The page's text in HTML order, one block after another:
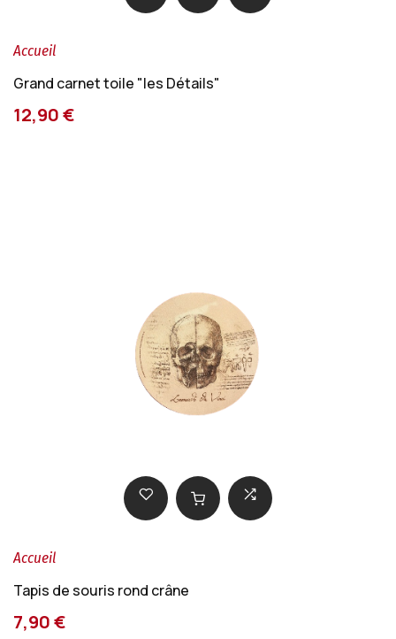
Accueil
Grand carnet toile "les Détails"
12,90 €
Accueil
Tapis de souris rond crâne
7,90 €